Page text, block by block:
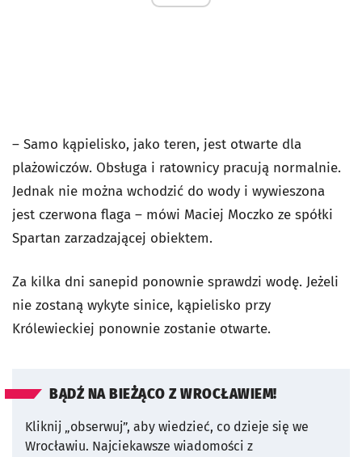
– Samo kąpielisko, jako teren, jest otwarte dla
plażowiczów. Obsługa i ratownicy pracują normalnie.
Jednak nie można wchodzić do wody i wywieszona
jest czerwona flaga – mówi Maciej Moczko ze spółki
Spartan zarzadzającej obiektem.
Za kilka dni sanepid ponownie sprawdzi wodę. Jeżeli
nie zostaną wykyte sinice, kąpielisko przy
Królewieckiej ponownie zostanie otwarte.
BĄDŹ NA BIEŻĄCO Z WROCŁAWIEM!
Kliknij „obserwuj”, aby wiedzieć, co dzieje się we
Wrocławiu. Najciekawsze wiadomości z